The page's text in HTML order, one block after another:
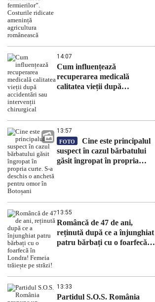
14:07
Cum influențează
recuperarea medicală
calitatea vieții după
13:57
FOTO
Cine este principalul
suspect în cazul bărbatului
găsit îngropat în propria
13:55
Româncă de 47 de ani,
reținută după ce a înjunghiat
patru bărbați cu o foarfecă în
13:33
Partidul S.O.S. România